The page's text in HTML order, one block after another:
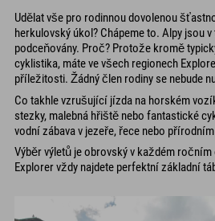
Udělat vše pro rodinnou dovolenou
herkulovský úkol? Chápeme to. Alpy jsou
podceňovány. Proč? Protože kromě
cyklistika, máte ve všech regionech
příležitosti. Žádný člen rodiny se nebude
Co takhle vzrušující jízda na horském
stezky, malebná hřiště nebo fantastické
vodní zábava v jezeře, řece nebo
Výběr výletů je obrovský v každém
Explorer vždy najdete perfektní základní